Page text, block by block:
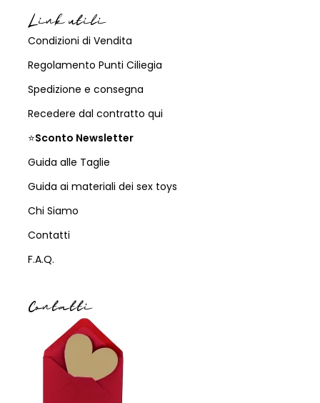
Link utili
Condizioni di Vendita
Regolamento Punti Ciliegia
Spedizione e consegna
Recedere dal contratto qui
⭐Sconto Newsletter
Guida alle Taglie
Guida ai materiali dei sex toys
Chi Siamo
Contatti
F.A.Q.
Contatti